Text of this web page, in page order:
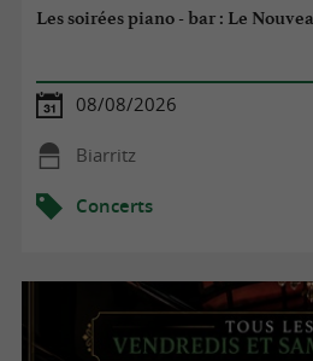
Les soirées piano - bar : Le
08/08/2026
Biarritz
Concerts